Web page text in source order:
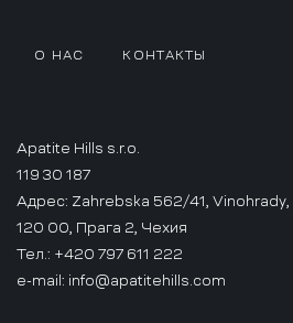
О НАС КОНТАКТЫ
Apatite Hills s.r.o.
119 30 187
Адрес: Zahrebska 562/41, Vinohrady,
120 00, Прага 2, Чехия
Тел.: +420 797 611 222
e-mail: info@apatitehills.com